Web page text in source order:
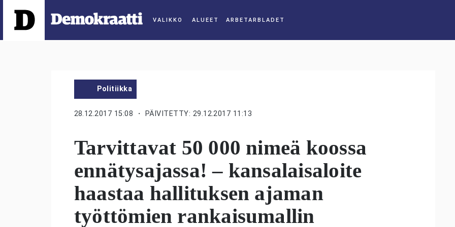
ALUEET
Politiikka
28.12.2017 15:08 ・ PÄIVITETTY: 29.12.2017 11:13
Tarvittavat 50 000 nimeä koossa
ennätysajassa! – kansalaisaloite
haastaa hallituksen ajaman
työttömien rankaisumallin